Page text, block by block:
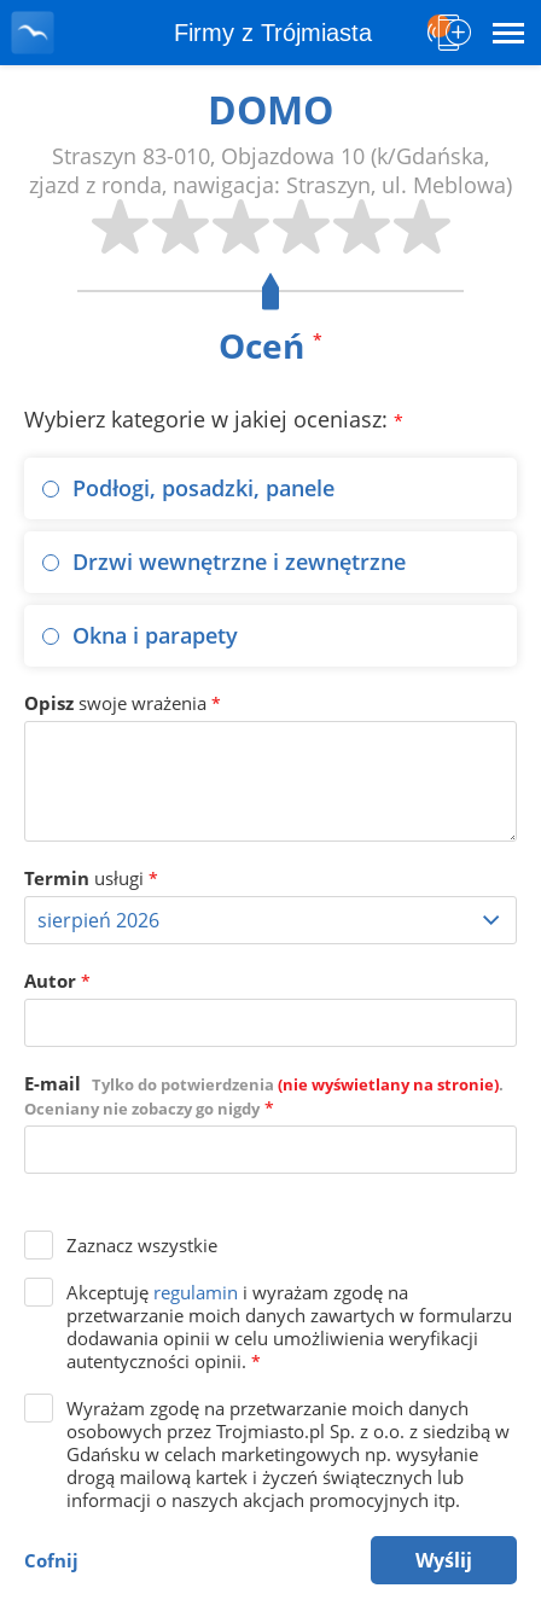
Firmy z Trójmiasta
DOMO
Straszyn 83-010, Objazdowa 10 (k/Gdańska,
zjazd z ronda, nawigacja: Straszyn, ul. Meblowa)
Oceń *
Wybierz kategorie w jakiej oceniasz: *
Podłogi, posadzki, panele
Drzwi wewnętrzne i zewnętrzne
Okna i parapety
Opisz swoje wrażenia *
Termin usługi *
Autor *
E-mail Tylko do potwierdzenia (nie wyświetlany na stronie).
Oceniany nie zobaczy go nigdy *
Zaznacz wszystkie
Akceptuję regulamin i wyrażam zgodę na
przetwarzanie moich danych zawartych w formularzu
dodawania opinii w celu umożliwienia weryfikacji
autentyczności opinii. *
Wyrażam zgodę na przetwarzanie moich danych
osobowych przez Trojmiasto.pl Sp. z o.o. z siedzibą w
Gdańsku w celach marketingowych np. wysyłanie
drogą mailową kartek i życzeń świątecznych lub
informacji o naszych akcjach promocyjnych itp.
Cofnij Wyślij